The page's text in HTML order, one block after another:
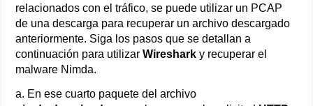
relacionados con el tráfico, se puede utilizar un PCAP
de una descarga para recuperar un archivo descargado
anteriormente. Siga los pasos que se detallan a
continuación para utilizarWireshark y recuperar el
malware Nimda.
a. En ese cuarto paquete del archivo